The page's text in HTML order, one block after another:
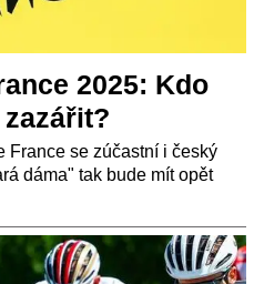
2025: Kdo
France se zúčastní i český
dáma" tak bude mít opět